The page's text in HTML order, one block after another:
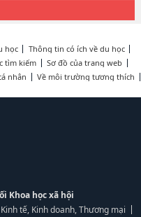
học
Thông tin có ích về du học
tìm kiếm
Sơ đồ của trang web
nhân Về môi trường tương thích
Khoa học xã hội
Kinh tế, Kinh doanh, Thương mại